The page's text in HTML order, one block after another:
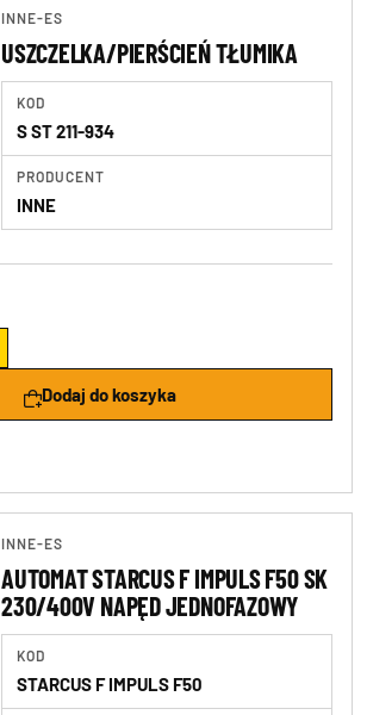
INNE-ES
USZCZELKA/PIERŚCIEŃ TŁUMIKA
KOD
S ST 211-934
PRODUCENT
INNE
Dodaj do koszyka
INNE-ES
AUTOMAT STARCUS F IMPULS F50 SK
230/400V NAPĘD JEDNOFAZOWY
KOD
STARCUS F IMPULS F50